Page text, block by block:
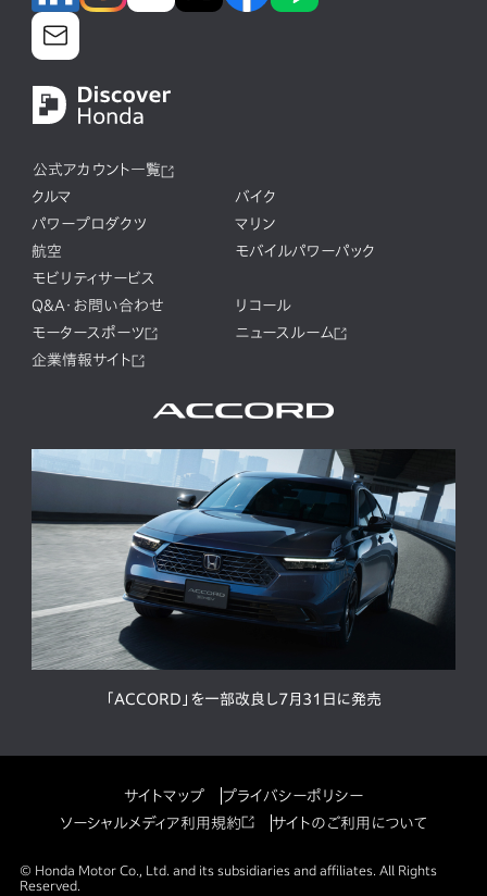
公式アカウント一覧
クルマ
バイク
パワープロダクツ
マリン
航空
モバイルパワーパック
モビリティサービス
Q&A・お問い合わせ
リコール
モータースポーツ
ニュースルーム
企業情報サイト
「ACCORD」を一部改良し7月31日に発売
サイトマップ
プライバシーポリシー
ソーシャルメディア利用規約
サイトのご利用について
© Honda Motor Co., Ltd. and its subsidiaries and affiliates. All Rights
Reserved.